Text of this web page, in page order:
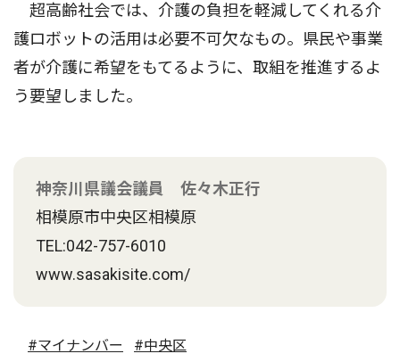
超高齢社会では、介護の負担を軽減してくれる介
護ロボットの活用は必要不可欠なもの。県民や事業
者が介護に希望をもてるように、取組を推進するよ
う要望しました。
神奈川県議会議員 佐々木正行
相模原市中央区相模原
TEL:042-757-6010
www.sasakisite.com/
#マイナンバー #中央区